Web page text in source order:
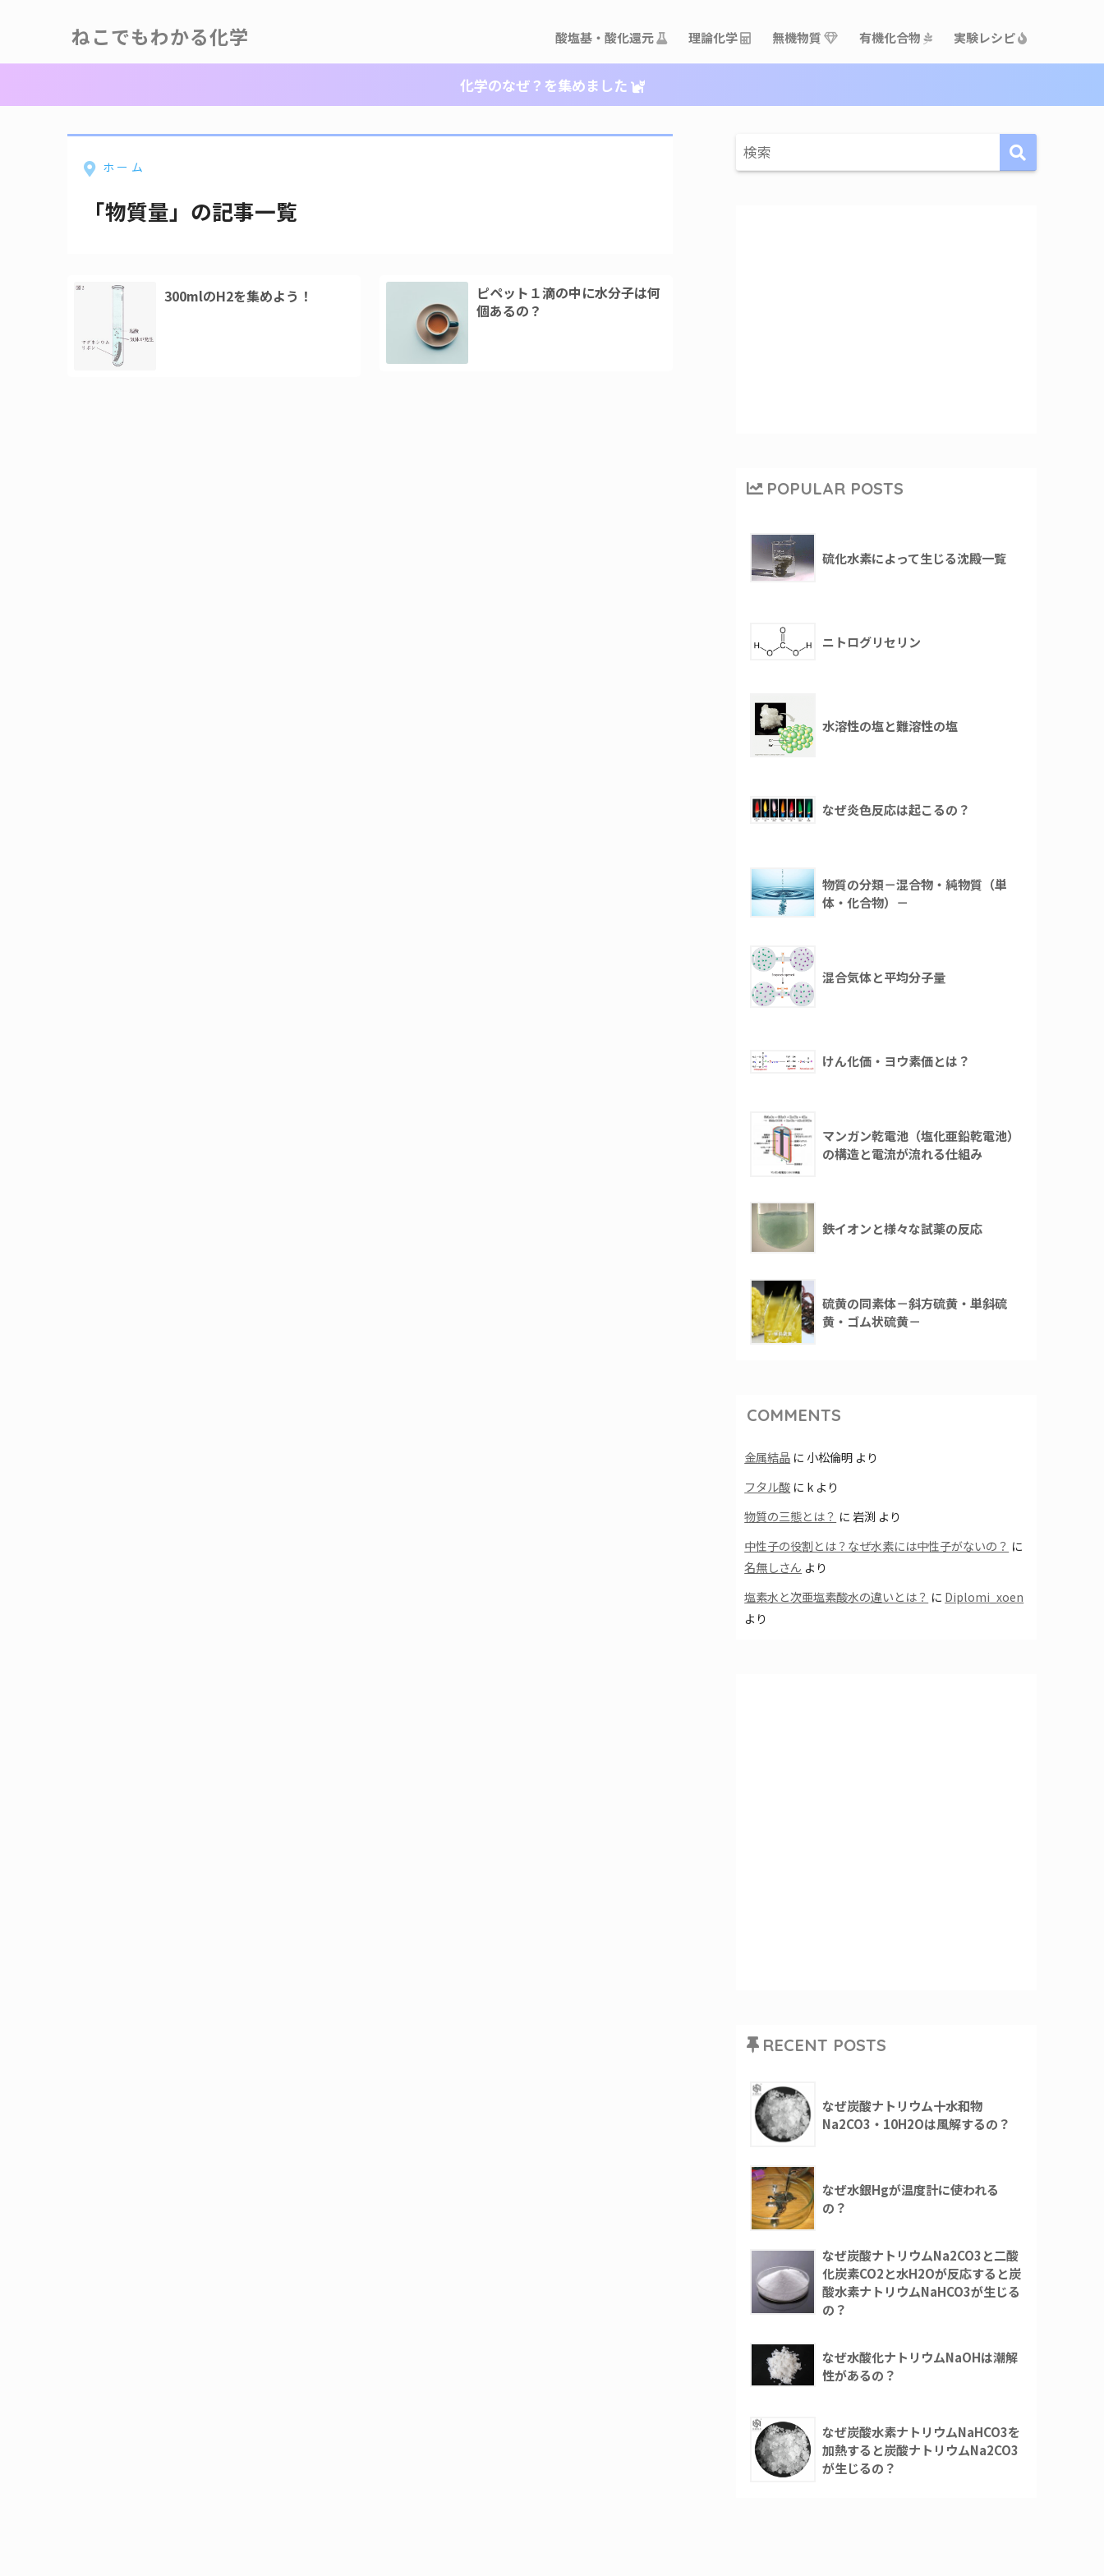
ねこでもわかる化学 酸塩基・酸化還元 理論化学 無機物質 有機化合物 実験レシピ
化学のなぜ？を集めました
ホーム
「物質量」の記事一覧
300mlのH2を集めよう！
ピペット１滴の中に水分子は何
個あるの？
POPULAR POSTS
硫化水素によって生じる沈殿一覧
ニトログリセリン
水溶性の塩と難溶性の塩
なぜ炎色反応は起こるの？
物質の分類－混合物・純物質（単
体・化合物）－
混合気体と平均分子量
けん化価・ヨウ素価とは？
マンガン乾電池（塩化亜鉛乾電池）
の構造と電流が流れる仕組み
鉄イオンと様々な試薬の反応
硫黄の同素体－斜方硫黄・単斜硫
黄・ゴム状硫黄－
COMMENTS
金属結晶 に 小松倫明 より
フタル酸 に k より
物質の三態とは？ に岩渕 より
中性子の役割とは？なぜ水素には中性子がないの？ に
名無しさん より
塩素水と次亜塩素酸水の違いとは？ に Diplomi_xoen
より
RECENT POSTS
なぜ炭酸ナトリウム十水和物
Na2CO3・10H2Oは風解するの？
なぜ水銀Hgが温度計に使われる
の？
なぜ炭酸ナトリウムNa2CO3と二酸
化炭素CO2と水H2Oが反応すると炭
酸水素ナトリウムNaHCO3が生じる
の？
なぜ水酸化ナトリウムNaOHは潮解
性があるの？
なぜ炭酸水素ナトリウムNaHCO3を
加熱すると炭酸ナトリウムNa2CO3
が生じるの？